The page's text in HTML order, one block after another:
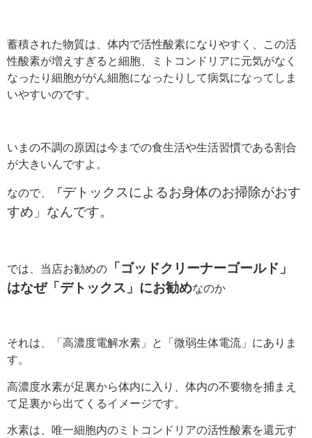
蓄積された物質は、体内で活性酸素になりやすく、この活
性酸素が増えすぎると細胞、ミトコンドリアに元気がなく
なったり細胞ががん細胞になったりして病気になってしま
いやすいのです。
いまの不調の原因は今までの食生活や生活習慣である割合
が大きいんですよ。
なので、 「デトックスによるお身体のお掃除がおす
すめ」なんです。
では、当店お勧めの 「ゴッドクリーナーゴールド」
はなぜ「デトックス」にお勧めなのか
それは、「高濃度電解水素」と「微弱生体電流」にありま
す。
高濃度水素が足裏から体内に入り、体内の不要物を捕まえ
て足裏から出てくるイメージです。
水素は、唯一細胞内のミトコンドリアの活性酸素を還元す